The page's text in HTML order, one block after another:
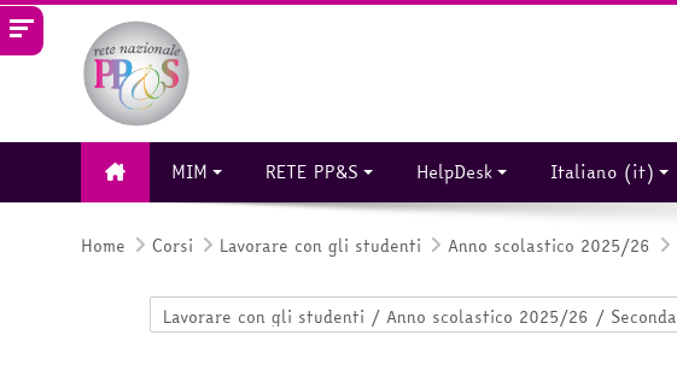
Vai al contenuto principale
MIM RETE PP&S HelpDesk Italiano ‎(it)‎
Home Corsi Lavorare con gli studenti Anno scolastico 2025/26
Categorie di corso